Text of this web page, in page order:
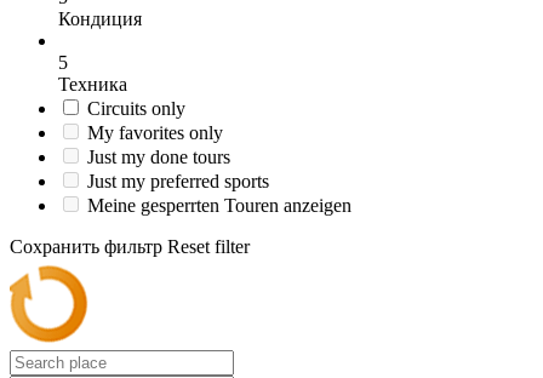
Кондиция
5
Техника
Circuits only
My favorites only
Just my done tours
Just my preferred sports
Meine gesperrten Touren anzeigen
Сохранить фильтр Reset filter